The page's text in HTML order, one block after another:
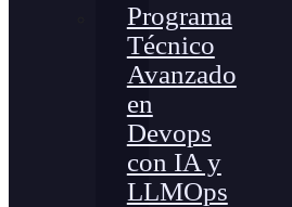
Programa
Técnico
Avanzado
en
Devops
con IA y
LLMOps